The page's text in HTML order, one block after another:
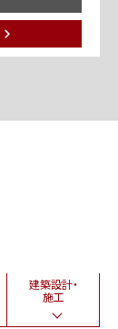
建築設計・
施工